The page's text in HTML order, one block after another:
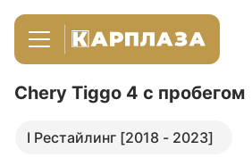
Chery Tiggo 4 с пробегом
I Рестайлинг [2018 - 2023]